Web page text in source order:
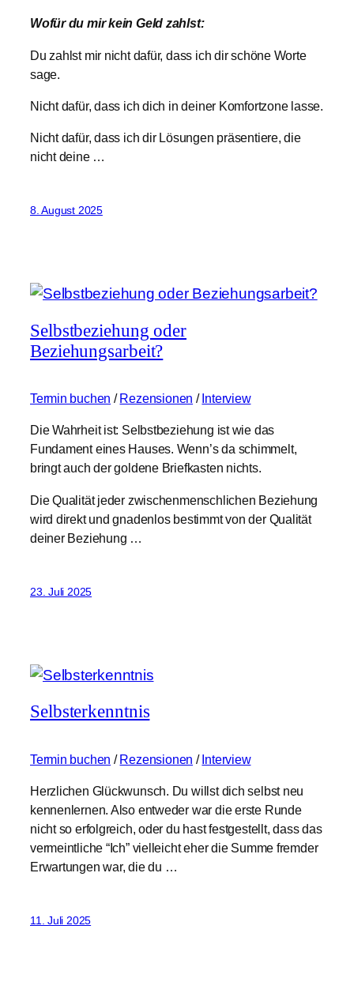
Wofür du mir kein Geld zahlst:
Du zahlst mir nicht dafür, dass ich dir schöne Worte
sage.
Nicht dafür, dass ich dich in deiner Komfortzone lasse.
Nicht dafür, dass ich dir Lösungen präsentiere, die
nicht deine …
8. August 2025
Selbstbeziehung oder
Beziehungsarbeit?
Termin buchen /Rezensionen /Interview
Die Wahrheit ist: Selbstbeziehung ist wie das
Fundament eines Hauses. Wenn’s da schimmelt,
bringt auch der goldene Briefkasten nichts.
Die Qualität jeder zwischenmenschlichen Beziehung
wird direkt und gnadenlos bestimmt von der Qualität
deiner Beziehung …
23. Juli 2025
Selbsterkenntnis
Termin buchen /Rezensionen /Interview
Herzlichen Glückwunsch. Du willst dich selbst neu
kennenlernen. Also entweder war die erste Runde
nicht so erfolgreich, oder du hast festgestellt, dass das
vermeintliche “Ich” vielleicht eher die Summe fremder
Erwartungen war, die du …
11. Juli 2025